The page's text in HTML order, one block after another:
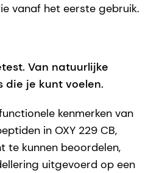
vanaf het eerste gebruik.
Van natuurlijke
die je kunt voelen.
kenmerken van
in OXY 229 CB,
te kunnen beoordelen,
uitgevoerd op een